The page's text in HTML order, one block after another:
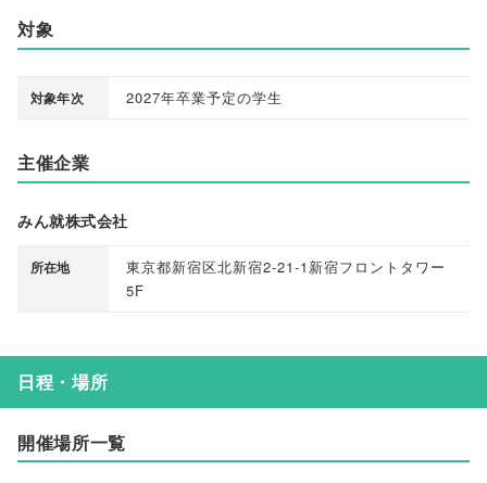
対象
対象年次 2027年卒業予定の学生
主催企業
みん就株式会社
所在地
東京都新宿区北新宿2-21-1新宿フロントタワー
5F
日程・場所
開催場所一覧